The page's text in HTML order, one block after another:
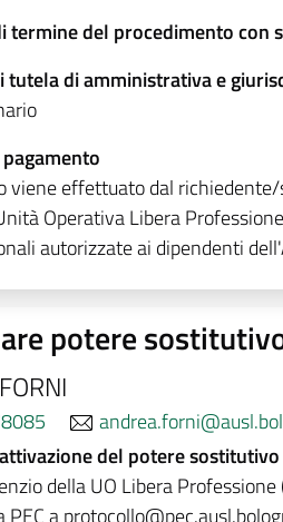
termine del procedimento con
tutela di amministrativa e
viene effettuato dal
Operativa Libera
autorizzate ai dipendenti
potere
del potere sostitutivo
della UO Libera
PEC a